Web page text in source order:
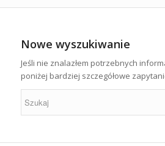
Nowe wyszukiwanie
Jeśli nie znalazłem potrzebnych
poniżej bardziej szczegółowe